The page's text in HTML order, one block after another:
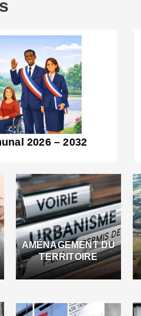
2026 – 2032
AMÉNAGEMENT DU
TERRITOIRE